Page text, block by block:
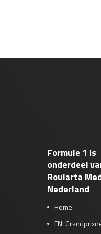
Formule 1 is
onderdeel
Roularta
Nederland
Home
EN: